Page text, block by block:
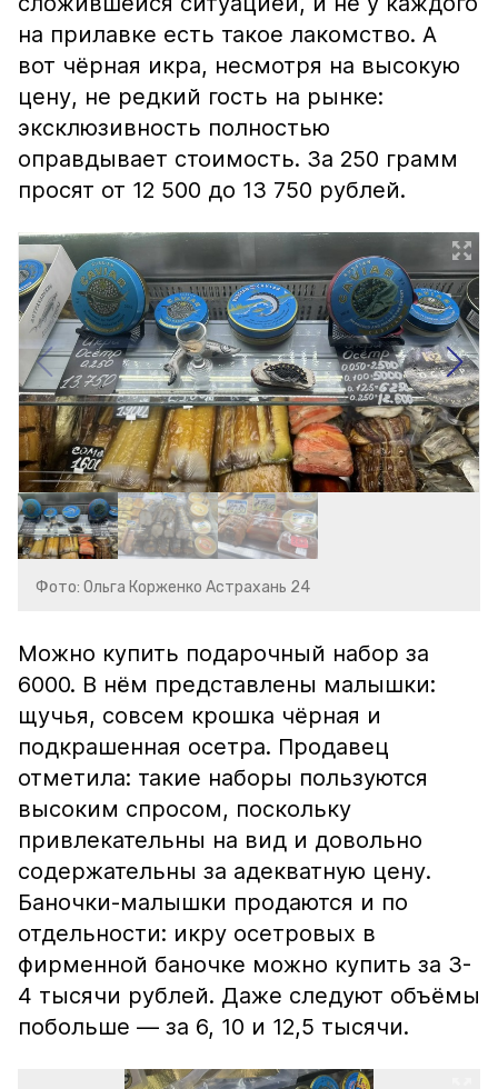
на прилавке есть такое лакомство. А
вот чёрная икра, несмотря на высокую
цену, не редкий гость на рынке:
эксклюзивность полностью
оправдывает стоимость. За 250 грамм
просят от 12 500 до 13 750 рублей.
Фото: Ольга Корженко Астрахань 24
Можно купить подарочный набор за
6000. В нём представлены малышки:
щучья, совсем крошка чёрная и
подкрашенная осетра. Продавец
отметила: такие наборы пользуются
высоким спросом, поскольку
привлекательны на вид и довольно
содержательны за адекватную цену.
Баночки-малышки продаются и по
отдельности: икру осетровых в
фирменной баночке можно купить за 3-
4 тысячи рублей. Даже следуют объёмы
побольше — за 6, 10 и 12,5 тысячи.